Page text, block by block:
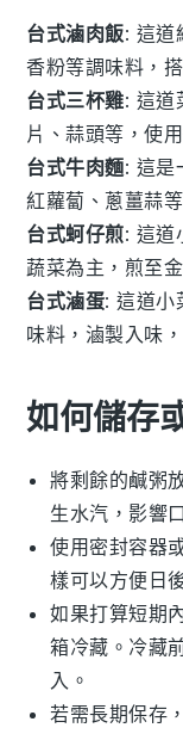
台式滷肉飯: 這道
香粉等調味料，
台式三杯雞: 這道
片、蒜頭等，使
台式牛肉麵: 這是
紅蘿蔔、蔥薑蒜
台式蚵仔煎: 這道
蔬菜為主，煎至
台式滷蛋: 這道小
味料，滷製入味
如何儲存
將剩餘的鹹粥
生水汽，影響
使用密封容器
樣可以方便日
如果打算短期
箱冷藏。冷藏
入。
若需長期保存